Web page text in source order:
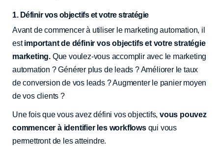
1. Définir vos objectifs et votre stratégie
Avant de commencer à utiliser le marketing automation, il
estimportant de définir vos objectifs et votre stratégie
marketing. Que voulez-vous accomplir avec le marketing
automation ? Générer plus de leads ? Améliorer le taux
de conversion de vos leads ? Augmenter le panier moyen
de vos clients ?
Une fois que vous avez défini vos objectifs, vous pouvez
commencer à identifier les workflowsqui vous
permettront de les atteindre.